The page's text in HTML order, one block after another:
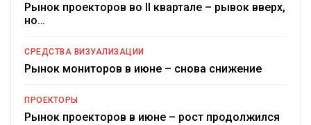
Рынок проекторов во II квартале – рывок вверх,
но…
СРЕДСТВА ВИЗУАЛИЗАЦИИ
Рынок мониторов в июне – снова снижение
ПРОЕКТОРЫ
Рынок проекторов в июне – рост продолжился